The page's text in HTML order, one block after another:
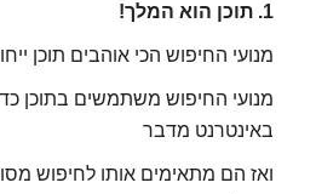
1. תוכן הוא המלך!
מנועי החיפוש הכי אוהבים תוכן
מנועי החיפוש משתמשים בתוכן
באינטרנט מדבר
ואז הם מתאימים אותו לחיפוש